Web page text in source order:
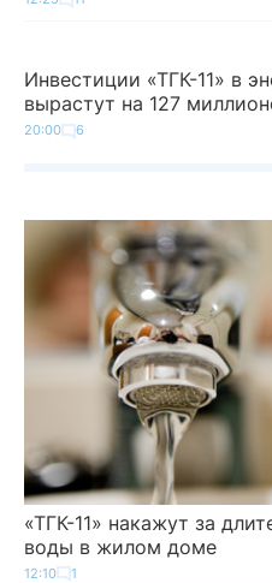
Инвестиции «ТГК-11» в
вырастут на 127
20:00 6
«ТГК-11» накажут за
воды в жилом доме
12:10 1